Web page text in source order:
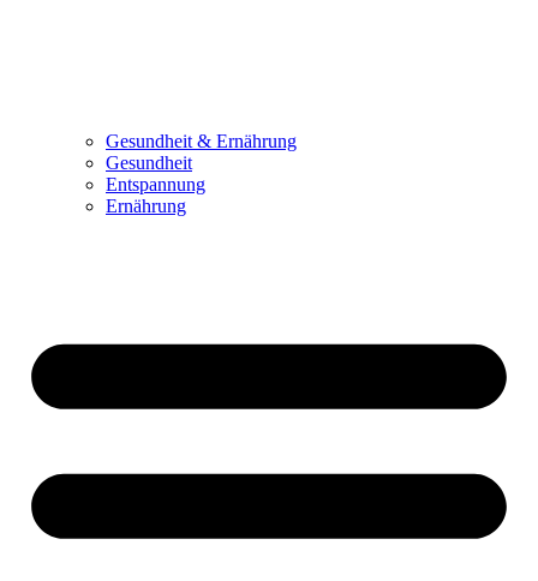
Gesundheit & Ernährung
Gesundheit
Entspannung
Ernährung